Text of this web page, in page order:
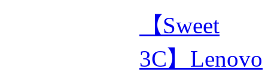
【Sweet
3C】Lenovo